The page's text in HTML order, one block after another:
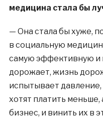
медицина стала бы
— Она стала бы хуже,
в социальную
самую эффективную и
дорожает, жизнь
испытывает
хотят платить меньше,
бизнес, и винить их в